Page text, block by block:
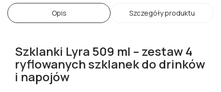
Opis Szczegóły produktu
Szklanki Lyra 509 ml – zestaw 4
ryflowanych szklanek do drinków
i napojów